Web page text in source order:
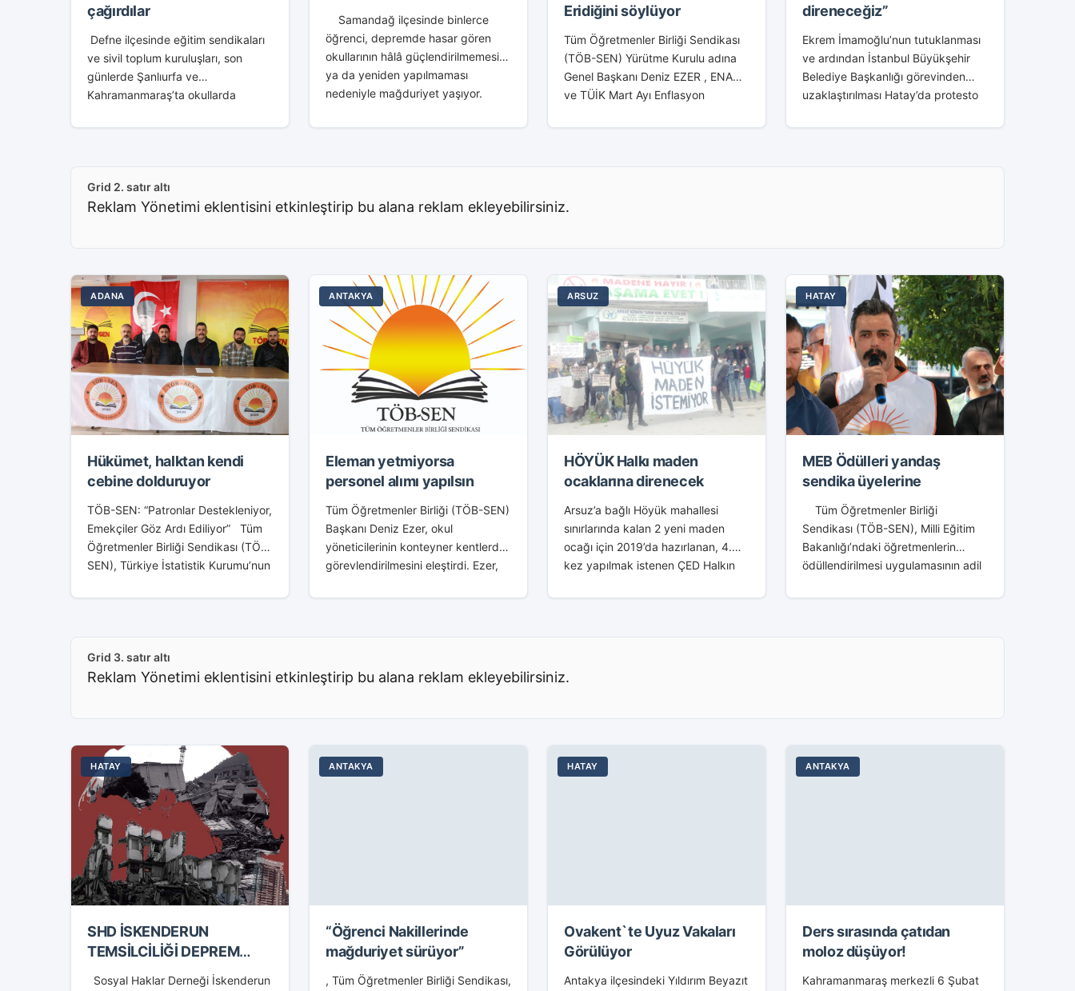
çağırdılar
Defne ilçesinde eğitim sendikaları
ve sivil toplum kuruluşları, son
günlerde Şanlıurfa ve
Kahramanmaraş’ta okullarda
amacıyla basın açıklaması
önünde gerçekleştirilen
açıklamada, eğitim emekçileri
artan...
Samandağ ilçesinde binlerce
öğrenci, depremde hasar gören
okullarının hâlâ güçlendirilmemesi
ya da yeniden yapılmaması
nedeniyle mağduriyet yaşıyor.
Turgutreis Anaokulu, Mağaracık
İlkokulu-Ortaokulu...
Eridiğini söylüyor
Tüm Öğretmenler Birliği Sendikası
(TÖB-SEN) Yürütme Kurulu adına
Genel Başkanı Deniz EZER , ENAG
ve TÜİK Mart Ayı Enflasyon
yayınlayarak Enflasyon rakamları
direneceğiz”
Ekrem İmamoğlu’nun tutuklanması
ve ardından İstanbul Büyükşehir
Belediye Başkanlığı görevinden
uzaklaştırılması Hatay’da protesto
önünde toplanan yüzlerce kişi
Mumcu Meydanı’na yürüdü.
Grid 2. satır altı
Reklam Yönetimi eklentisini etkinleştirip bu alana reklam ekleyebilirsiniz.
ADANA
Hükümet, halktan kendi
cebine dolduruyor
TÖB-SEN: “Patronlar Destekleniyor,
Emekçiler Göz Ardı Ediliyor” Tüm
Öğretmenler Birliği Sendikası (TÖB-
SEN), Türkiye İstatistik Kurumu’nun
gerisinde kalan asgari ücret artışına
ANTAKYA
Eleman yetmiyorsa
personel alımı yapılsın
Tüm Öğretmenler Birliği (TÖB-SEN)
Başkanı Deniz Ezer, okul
yöneticilerinin konteyner kentlerde
görevlendirilmesini eleştirdi. Ezer,
Milli Eğitim Personeline (müdür,
‘asli işini yapması koşuluyla’
ARSUZ
HÖYÜK Halkı maden
ocaklarına direnecek
Arsuz’a bağlı Höyük mahallesi
sınırlarında kalan 2 yeni maden
ocağı için 2019’da hazırlanan, 4.
kez yapılmak istenen ÇED Halkın
kuruluş, ortak açıklama ile projenin
HATAY
MEB Ödülleri yandaş
sendika üyelerine
Tüm Öğretmenler Birliği
Sendikası (TÖB-SEN), Milli Eğitim
Bakanlığı’ndaki öğretmenlerin
ödüllendirilmesi uygulamasının adil
alanların %85’inin yandaş sendika
SEN Genel Başkanı Deniz...
Grid 3. satır altı
Reklam Yönetimi eklentisini etkinleştirip bu alana reklam ekleyebilirsiniz.
HATAY
SHD İSKENDERUN
TEMSİLCİLİĞİ DEPREM
Sosyal Haklar Derneği İskenderun
ANTAKYA
“Öğrenci Nakillerinde
mağduriyet sürüyor”
, Tüm Öğretmenler Birliği Sendikası,
HATAY
Ovakent`te Uyuz Vakaları
Görülüyor
Antakya ilçesindeki Yıldırım Beyazıt
ANTAKYA
Ders sırasında çatıdan
moloz düşüyor!
Kahramanmaraş merkezli 6 Şubat